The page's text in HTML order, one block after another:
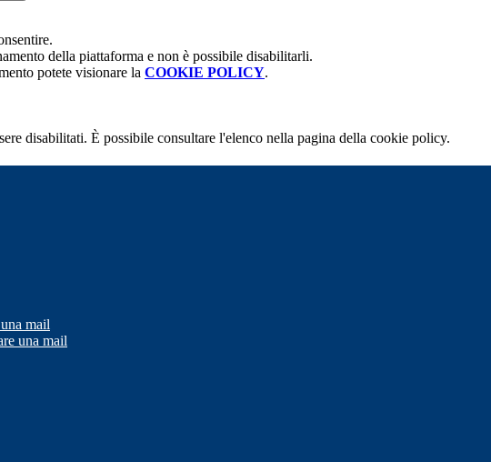
della piattaforma e non è possibile disabilitarli.
potete visionare la COOKIE POLICY.
disabilitati. È possibile consultare l'elenco nella pagina della cookie policy.
mail
una mail